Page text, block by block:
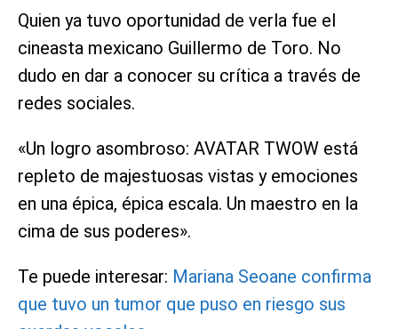
Quien ya tuvo oportunidad de verla fue el
cineasta mexicano Guillermo de Toro. No
dudo en dar a conocer su crítica a través de
redes sociales.
«Un logro asombroso: AVATAR TWOW está
repleto de majestuosas vistas y emociones
en una épica, épica escala. Un maestro en la
cima de sus poderes».
Te puede interesar: Mariana Seoane confirma
que tuvo un tumor que puso en riesgo sus